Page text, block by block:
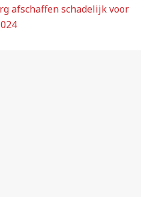
afschaffen schadelijk voor